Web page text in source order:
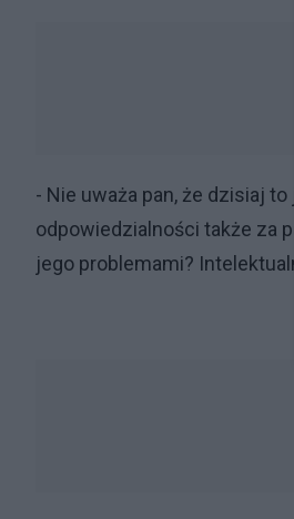
- Nie uważa pan, że dzisiaj
odpowiedzialności także za
jego problemami?